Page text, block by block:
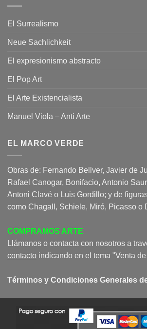
El Surrealismo
Neue Sachlichkeit
El expresionismo abstracto
El Pop Art
El Arte Existencialista
Manuel Viola – Anti Arte
EL MARCO VERDE
Obras de: Fernando Bellver, Javier de
Rafael Canogar, Bonifacio, Antonio
Antoni Clavé o Luis Gordillo; y de
como Chagall, Schiele, Miró, Picasso o
COMPRAMOS ARTE
Llámanos o contacta con nosotros a
contacto indicando en el tema "Venta de
Términos y Condiciones Generales